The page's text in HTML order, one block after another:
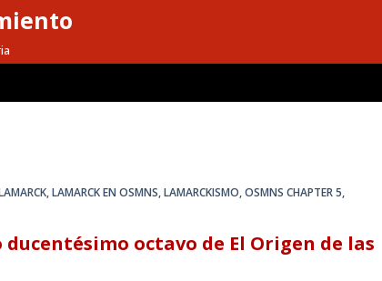
,LAMARCK EN OSMNS,LAMARCKISMO,OSMNS CHAPTER 5,
octavo de El Origen de las